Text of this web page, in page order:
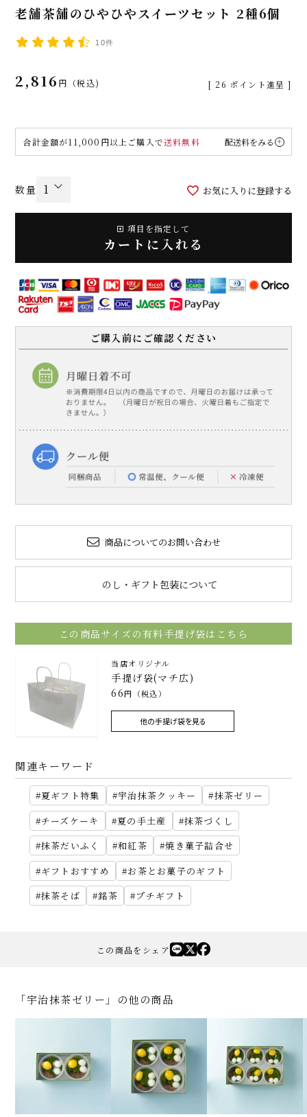
老舗茶舗のひやひやスイーツセット 2種6個
10件
2,816 税込 [ 26 ポイント進呈 ]
合計金額が11,000円以上ご購入で送料無料 配送料をみる
お気に入りに登録する
項目を指定して
カートに入れる
ご購入前にご確認ください
商品についてのお問い合わせ
のし・ギフト包装について
この商品サイズの有料手提げ袋はこちら
当店オリジナル
手提げ袋(マチ広)
66円（税込）
他の手提げ袋を見る
関連キーワード
夏ギフト特集 宇治抹茶クッキー
抹茶ゼリー
チーズケーキ
夏の手土産
抹茶づくし
抹茶だいふく
和紅茶
焼き菓子詰合せ
ギフトおすすめ
お茶とお菓子のギフト
抹茶そば
銘茶 プチギフト
この商品をシェア
「宇治抹茶ゼリー」の他の商品